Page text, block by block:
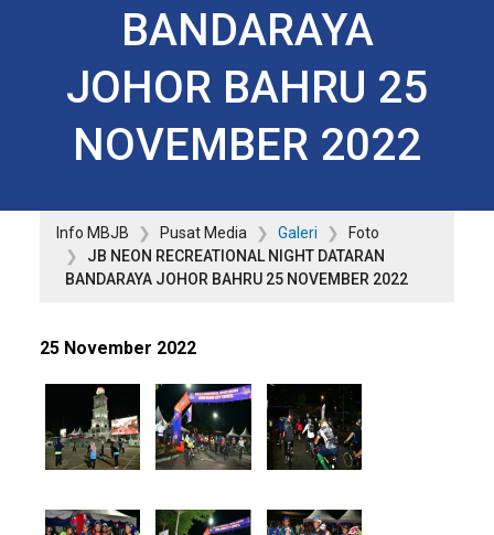
BANDARAYA
JOHOR BAHRU 25
NOVEMBER 2022
Info MBJB Pusat Media Galeri
Foto
JB NEON RECREATIONAL NIGHT DATARAN
BANDARAYA JOHOR BAHRU 25 NOVEMBER 2022
25 November 2022